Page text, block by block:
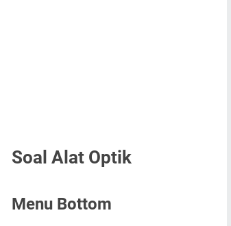
Soal Alat Optik
Menu Bottom